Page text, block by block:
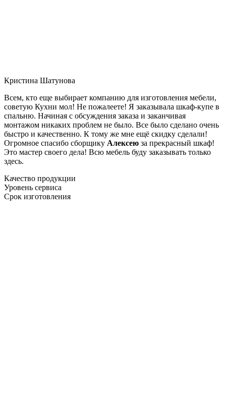
Кристина Шатунова
Всем, кто еще выбирает компанию для изготовления мебели,
советую Кухни мол! Не пожалеете! Я заказывала шкаф-купе в
спальню. Начиная с обсуждения заказа и заканчивая
монтажом никаких проблем не было. Все было сделано очень
быстро и качественно. К тому же мне ещё скидку сделали!
Огромное спасибо сборщику Алексею за прекрасный шкаф!
Это мастер своего дела! Всю мебель буду заказывать только
здесь.
Качество продукции
Уровень сервиса
Срок изготовления